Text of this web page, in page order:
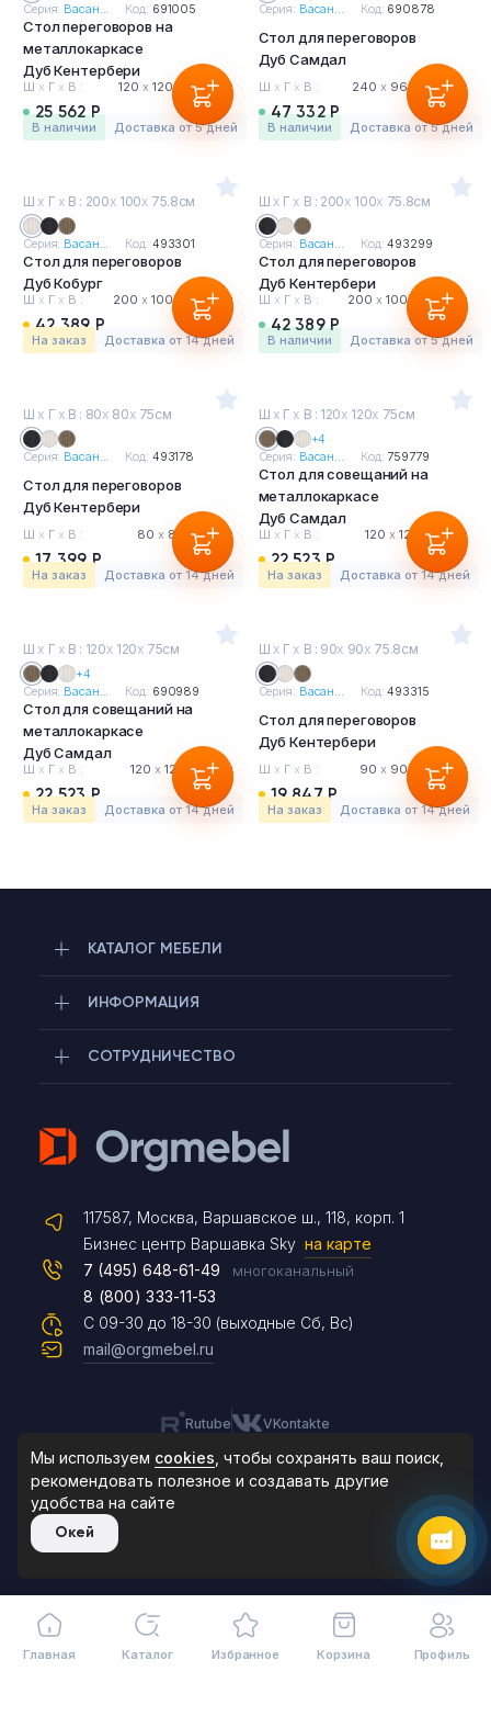
Серия: Васан... Код: 691005
Стол переговоров на
металлокаркасе
Дуб Кентербери
Ш х Г х В : 120 х120 75.8 см
25 562 Р
в наличии Доставка от 5 дней
Серия: Васан... Код: 690878
Стол для переговоров
Дуб Самдал
Ш х Г х В : 240 х 96 75.8 см
47 332 Р
в наличии Доставка от 5 дней
Ш х Г х В : 200х 100х 75.8см
Серия: Васан... Код: 493301
Стол для переговоров
Дуб Кобург
Ш х Г х В : 200 х100 75.8 см
42 389 Р
На заказ Доставка от 14 дней
Ш х Г х В : 200х 100х 75.8см
Серия: Васан... Код:493299
Стол для переговоров
Дуб Кентербери
Ш х Г х В : 200 х 100 75.8 см
42 389 Р
в наличии Доставка от 5 дней
Ш х Г х В : 80х 80х 75см
Серия: Васан... Код: 493178
Стол для переговоров
Дуб Кентербери
Ш х Г х В : 80 х80 х75 см
17 399 Р
На заказ Доставка от 14 дней
Ш х Г х В : 120х 120х 75см
+4
Серия: Васан... Код: 759779
Стол для совещаний на
металлокаркасе
Дуб Самдал
Ш х Г х В : 120 х 120 х75 см
22 523 Р
На заказ Доставка от 14 дней
Ш х Г х В : 120х 120х 75см
+4
Серия: Васан... Код: 690989
Стол для совещаний на
металлокаркасе
Дуб Самдал
Ш х Г х В : 120 х120 х75 см
22 523 Р
На заказ Доставка от 14 дней
Ш х Г х В : 90х 90х 75.8см
Серия: Васан... Код:493315
Стол для переговоров
Дуб Кентербери
Ш х Г х В : 90 х 90 75.8 см
19 847 Р
На заказ Доставка от 14 дней
Главная Каталог Избранное Корзина Профиль
КАТАЛОГ МЕБЕЛИ
ИНФОРМАЦИЯ
СОТРУДНИЧЕСТВО
117587, Москва, Варшавское ш., 118, корп. 1
Бизнес центр Варшавка Sky на карте
С 09-30 до 18-30 (выходные Сб, Вс)
7 (495) 648-61-49 многоканальный
8 (800) 333-11-53
mail@orgmebel.ru
Rutube VKontakte
Продажа офисной мебели.
Все права защищены.
Telegram
Max
Чат на сайте
8 (495) 183-47-87
По будням с 09:30 до 18:30
Мы используем cookies , чтобы сохранять ваш поиск,
рекомендовать полезное и создавать другие
удобства на сайте
Окей